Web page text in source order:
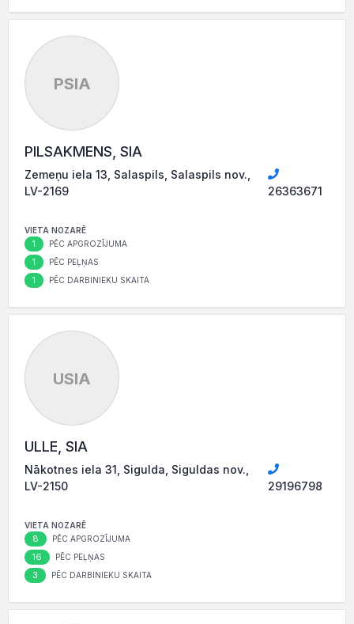
PSIA
PILSAKMENS, SIA
Zemeņu iela 13, Salaspils, Salaspils nov.,
LV-2169
26363671
VIETA NOZARĒ
1 PĒC APGROZĪJUMA
1 PĒC PEĻŅAS
1 PĒC DARBINIEKU SKAITA
USIA
ULLE, SIA
Nākotnes iela 31, Sigulda, Siguldas nov.,
LV-2150
29196798
VIETA NOZARĒ
8 PĒC APGROZĪJUMA
16 PĒC PEĻŅAS
3 PĒC DARBINIEKU SKAITA